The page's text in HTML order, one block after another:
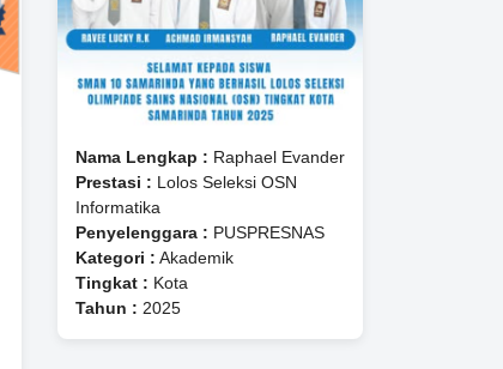
Nama Lengkap : Raphael Evander
Prestasi : Lolos Seleksi OSN
Informatika
Penyelenggara : PUSPRESNAS
Kategori : Akademik
Tingkat : Kota
Tahun : 2025